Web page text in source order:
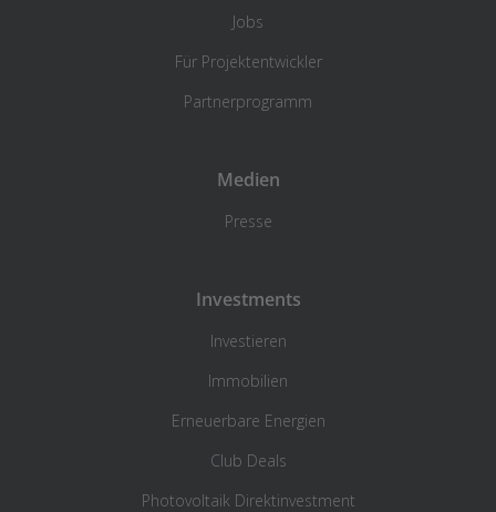
Jobs
Für Projektentwickler
Partnerprogramm
Medien
Presse
Investments
Investieren
Immobilien
Erneuerbare Energien
Club Deals
Photovoltaik Direktinvestment